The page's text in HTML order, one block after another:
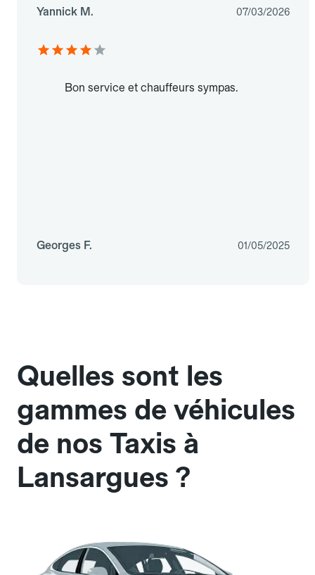
Yannick M. 07/03/2026
Bon service et chauffeurs sympas.
Georges F. 01/05/2025
Quelles sont les
gammes de véhicules
de nos Taxis à
Lansargues ?